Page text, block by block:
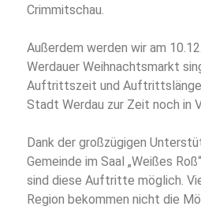
Crimmitschau.
Außerdem werden wir am
Werdauer Weihnachtsmarkt
Auftrittszeit und
Stadt Werdau zur Zeit noch in
Dank der großzügigen
Gemeinde im Saal „Weißes
sind diese Auftritte möglich.
Region bekommen nicht die